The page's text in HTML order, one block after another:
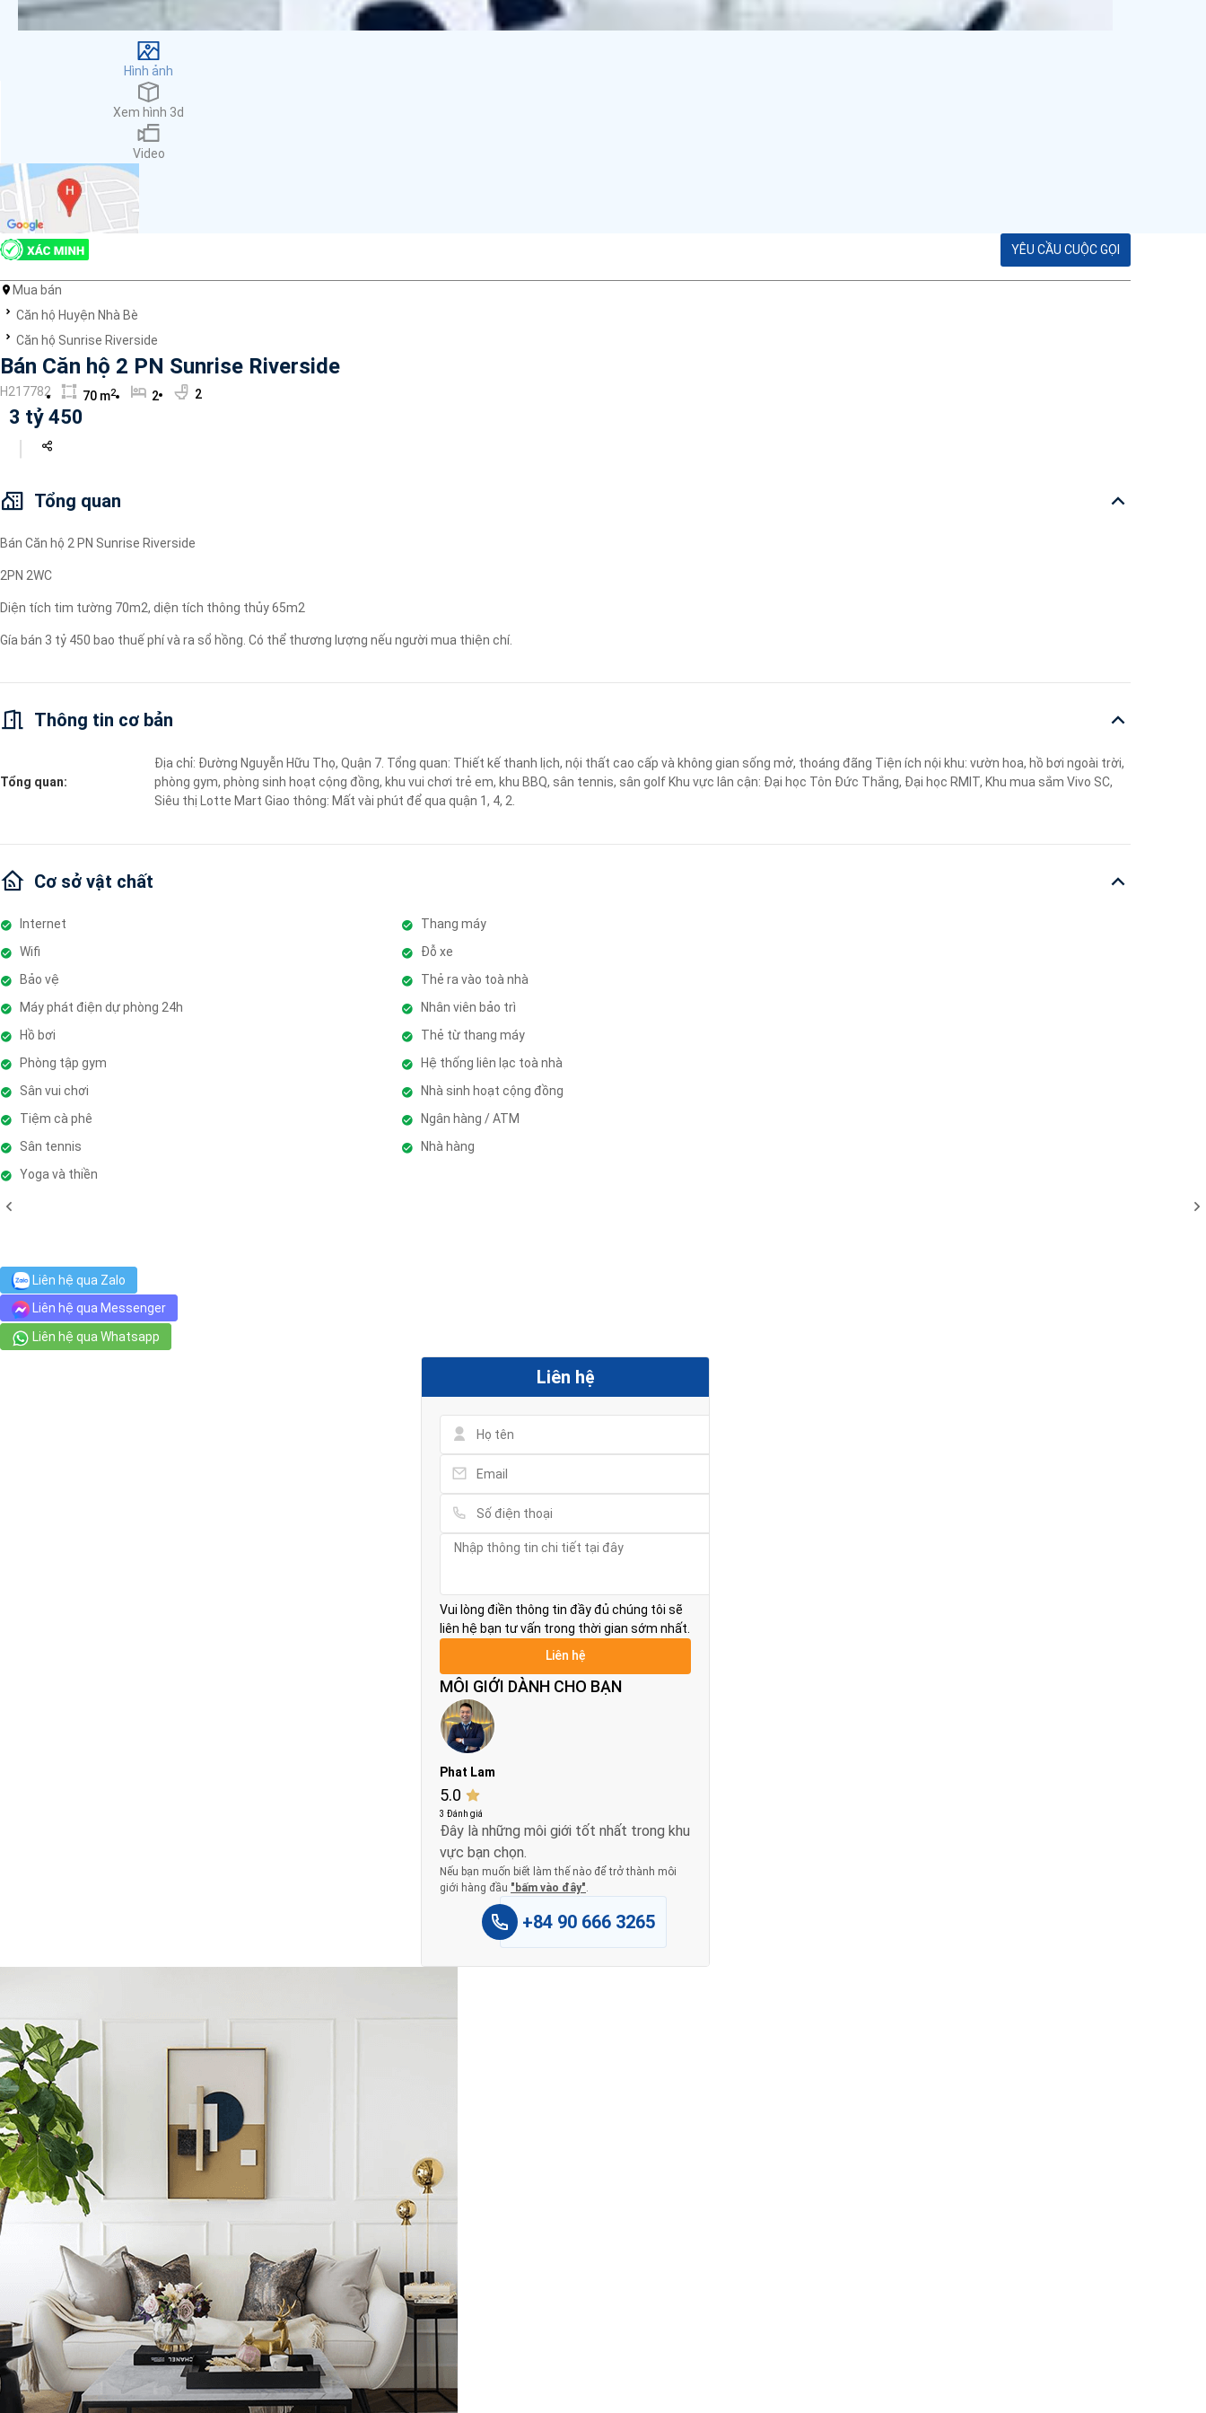
Cơ sở vật chất
Máy phát hiện khói
Dụng cụ sơ cấp cứu
Hệ thống sưởi ấm nhà
Máy rửa chén
Thang máy
Máy giặt
Internet
Nhu thiết bị
Cho nuôi thú cưng
Ống hút khói điện
Máy lạnh
Lò vi sóng
Hình ảnh
Xem hình 3d
Video
YÊU CẦU CUỘC GỌI
Mua bán
Căn hộ Huyện Nhà Bè
Căn hộ Sunrise Riverside
Bán Căn hộ 2 PN Sunrise Riverside
H217782 70 m2 2 2
3 tỷ 450
Tổng quan
Bán Căn hộ 2 PN Sunrise Riverside
2PN 2WC
Diện tích tim tường 70m2, diện tích thông thủy 65m2
Gía bán 3 tỷ 450 bao thuế phí và ra sổ hồng. Có thể thương lượng nếu người mua thiện chí.
Thông tin cơ bản
Tổng quan:
Địa chỉ: Đường Nguyễn Hữu Thọ, Quận 7. Tổng quan: Thiết kế thanh lịch, nội thất cao cấp và không gian sống mở, thoáng đãng Tiện ích nội khu: vườn hoa, hồ bơi ngoài trời,
phòng gym, phòng sinh hoạt cộng đồng, khu vui chơi trẻ em, khu BBQ, sân tennis, sân golf Khu vực lân cận: Đại học Tôn Đức Thắng, Đại học RMIT, Khu mua sắm Vivo SC,
Siêu thị Lotte Mart Giao thông: Mất vài phút để qua quận 1, 4, 2.
Cơ sở vật chất
Internet
Thang máy
Wifi
Đỗ xe
Bảo vệ
Thẻ ra vào toà nhà
Máy phát điện dự phòng 24h
Nhân viên bảo trì
Hồ bơi
Thẻ từ thang máy
Phòng tập gym
Hệ thống liên lạc toà nhà
Sân vui chơi
Nhà sinh hoạt cộng đồng
Tiệm cà phê
Ngân hàng / ATM
Sân tennis
Nhà hàng
Yoga và thiền
Liên hệ qua Zalo
Liên hệ qua Messenger
Liên hệ qua Whatsapp
Liên hệ
Vui lòng điền thông tin đầy đủ chúng tôi sẽ
liên hệ bạn tư vấn trong thời gian sớm nhất.
MÔI GIỚI DÀNH CHO BẠN
Phat Lam
5.0
3 Đánh giá
Đây là những môi giới tốt nhất trong khu
vực bạn chọn.
Nếu bạn muốn biết làm thế nào để trở thành môi
giới hàng đầu "bấm vào đây"
+84 90 666 3265